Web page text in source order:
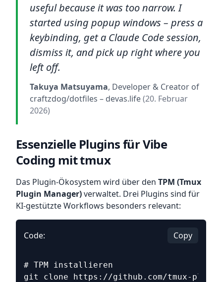
useful because it was too narrow. I
started using popup windows – press a
keybinding, get a Claude Code session,
dismiss it, and pick up right where you
left off.
Takuya Matsuyama, Developer & Creator of
craftzdog/dotfiles – devas.life(20. Februar
2026)
Essenzielle Plugins für Vibe
Coding mit tmux
Das Plugin-Ökosystem wird über den TPM (Tmux
Plugin Manager)verwaltet. Drei Plugins sind für
KI-gestützte Workflows besonders relevant:
Code: Copy
# TPM installieren
git clone https://github.com/tmux-